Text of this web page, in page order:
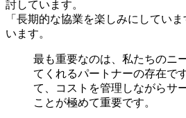
討しています。
「長期的な協業を楽しみにしてい
います。
最も重要なのは、私たちのニ
てくれるパートナーの存在で
て、コストを管理しながらサ
ことが極めて重要です。